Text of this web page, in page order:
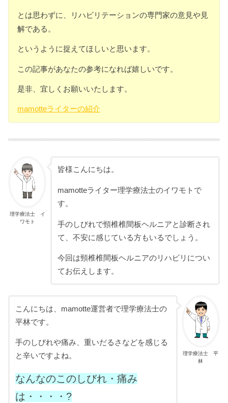
とは思わずに、リハビリテーションの専門家の意見や見
解である。
というように捉えてほしいと思います。
この記事があなたの参考になれば嬉しいです。
是非、宜しくお願いいたします。
mamotteライターの紹介
理学療法士 イ
ワモト
皆様こんにちは。
mamotteライター理学療法士のイワモトで
す。
手のしびれで頸椎椎間板ヘルニアと診断され
て、不安に感じている方もいるでしょう。
今回は頸椎椎間板ヘルニアのリハビリについ
てお伝えします。
理学療法士 平
林
こんにちは、mamotte運営者で理学療法士の
平林です。
手のしびれや痛み、重いだるさなどを感じる
と辛いですよね。
なんなのこのしびれ・痛み
は・・・・?